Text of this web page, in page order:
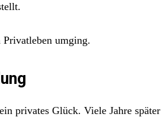
umging.
privates Glück. Viele Jahre später